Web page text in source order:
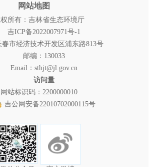
网站地图
权所有：吉林省生态环境厅
吉ICP备2022007971号-1
春市经济技术开发区浦东路813号
邮编：130033
Email：sthjt@jl.gov.cn
访问量
网站标识码：2200000010
吉公网安备22010702000115号